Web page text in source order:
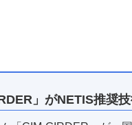
」がNETIS推奨